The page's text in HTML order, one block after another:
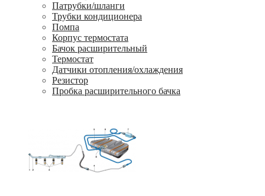
Патрубки/шланги
Трубки кондиционера
Помпа
Корпус термостата
Бачок расширительный
Термостат
Датчики отопления/охлаждения
Резистор
Пробка расширительного бачка